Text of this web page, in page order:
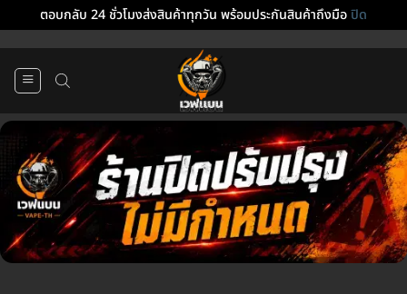
ตอบกลับ 24 ชั่วโมงส่งสินค้าทุกวัน พร้อมประกันสินค้าถึงมือปิด